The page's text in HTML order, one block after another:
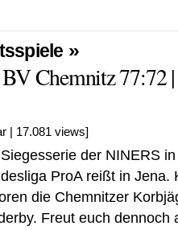
»
Chemnitz 77:72
| 17.081 views]
der NINERS
ProA reißt in Jena.
die Chemnitzer
Freut euch dennoch